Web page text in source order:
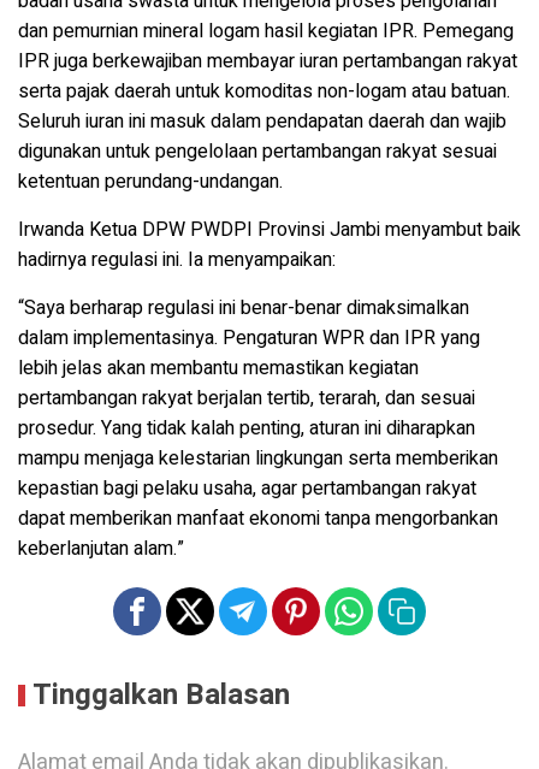
dan pemurnian mineral logam hasil kegiatan IPR. Pemegang
IPR juga berkewajiban membayariuran pertambangan rakyat
serta pajak daerah untuk komoditas non-logam atau batuan.
Seluruh iuran ini masuk dalam pendapatan daerah dan wajib
digunakan untuk pengelolaan pertambangan rakyat sesuai
ketentuan perundang-undangan.
Irwanda Ketua DPW PWDPI Provinsi Jambi menyambut baik
hadirnya regulasi ini. Ia menyampaikan:
“Saya berharap regulasi ini benar-benar dimaksimalkan
dalam implementasinya. Pengaturan WPR dan IPR yang
lebih jelas akan membantu memastikan kegiatan
pertambangan rakyat berjalan tertib, terarah, dan sesuai
prosedur. Yang tidak kalah penting, aturan ini diharapkan
mampu menjaga kelestarian lingkungan serta memberikan
kepastian bagi pelaku usaha, agar pertambangan rakyat
dapat memberikan manfaat ekonomi tanpa mengorbankan
keberlanjutan alam.”
Tinggalkan Balasan
Alamat email Anda tidak akan dipublikasikan.